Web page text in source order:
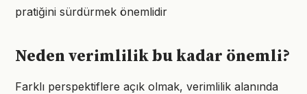
pratiğini sürdürmek önemlidir
Neden verimlilik bu kadar önemli?
Farklı perspektiflere açık olmak, verimlilik alanında